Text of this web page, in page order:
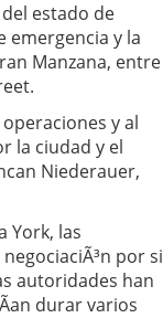
estado de
emergencia y la
Manzana, entre
y al
la ciudad y el
Niederauer,
York, las
por si
autoridades han
durar varios